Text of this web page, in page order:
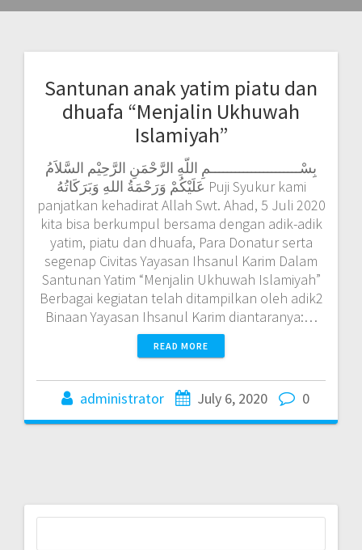
Santunan anak yatim piatu dan
dhuafa “Menjalin Ukhuwah
Islamiyah”
بِسْــــــــــــــــــــــمِ اللّهِ الرَّحْمَنِ الرَّحِيْم السَّلاَمُ
عَلَيْكُمْ وَرَحْمَةُ اللهِ وَبَرَكَاتُهُ Puji Syukur kami
panjatkan kehadirat Allah Swt. Ahad, 5 Juli 2020
kita bisa berkumpul bersama dengan adik-adik
yatim, piatu dan dhuafa, Para Donatur serta
segenap Civitas Yayasan Ihsanul Karim Dalam
Santunan Yatim “Menjalin Ukhuwah Islamiyah”
Berbagai kegiatan telah ditampilkan oleh adik2
Binaan Yayasan Ihsanul Karim diantaranya:…
READ MORE
administrator July 6, 2020 0